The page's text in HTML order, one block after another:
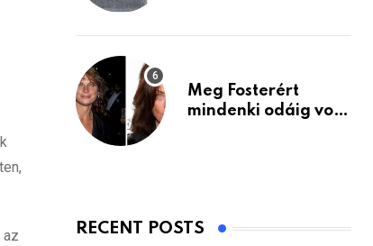
az
Meg Fosterért
mindenki odáig volt
RECENT POSTS